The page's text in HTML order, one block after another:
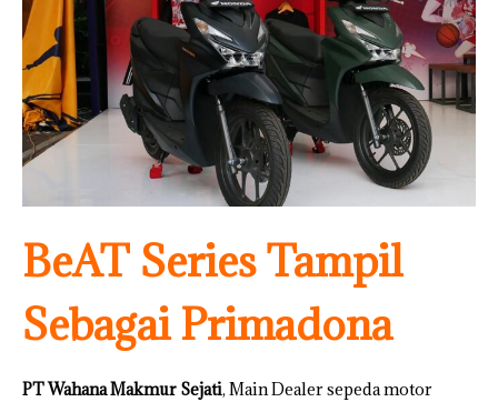
BeAT Series Tampil
Sebagai Primadona
PT Wahana Makmur Sejati, Main Dealer sepeda motor